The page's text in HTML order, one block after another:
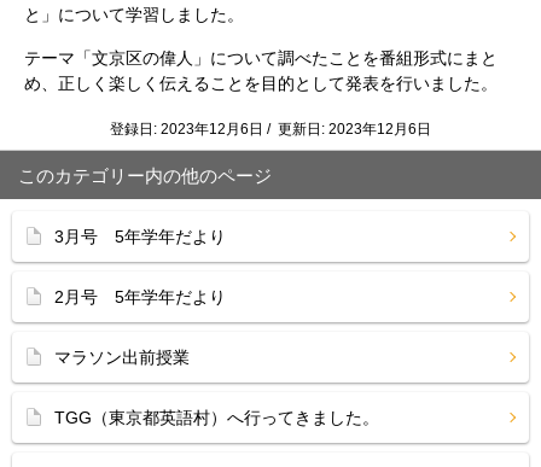
と」について学習しました。
テーマ「文京区の偉人」について調べたことを番組形式にまと
め、正しく楽しく伝えることを目的として発表を行いました。
登録日: 2023年12月6日 / 更新日: 2023年12月6日
このカテゴリー内の他のページ
3月号 5年学年だより
2月号 5年学年だより
マラソン出前授業
TGG（東京都英語村）へ行ってきました。